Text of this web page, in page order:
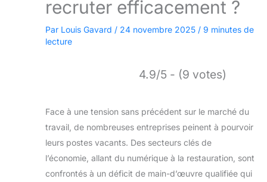
recruter efficacement ?
Par Louis Gavard / 24 novembre 2025 / 9 minutes de
lecture
4.9/5 - (9 votes)
Face à une tension sans précédent sur le marché du
travail, de nombreuses entreprises peinent à pourvoir
leurs postes vacants. Des secteurs clés de
l’économie, allant du numérique à la restauration, sont
confrontés à un déficit de main-d’œuvre qualifiée qui